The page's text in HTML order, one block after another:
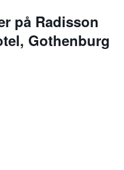
på Radisson
Gothenburg